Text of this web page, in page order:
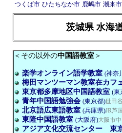
つくば市 ひたちなか市 鹿嶋市 潮来市
茨城県 水海
＜その以外の中国語教室＞
楽学オンライン語学教室 (神奈
梅田マンツーマン教室在カ
東京都多摩地区中国語教室 (東
青年中国語勉強会 (東京都)世田
北京語広東語教室 (兵庫県)JR芦
東隆中国語教室 (大阪府)大阪市
アジア文化交流センター 東